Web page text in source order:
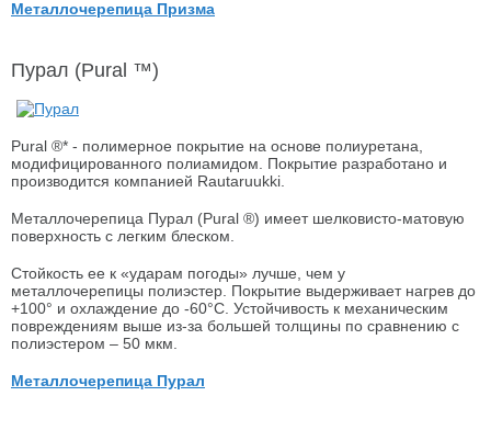
Металлочерепица Призма
Пурал (Pural ™)
Pural ®* - полимерное покрытие на основе полиуретана,
модифицированного полиамидом. Покрытие разработано и
производится компанией Rautaruukki.
Металлочерепица Пурал (Pural ®) имеет шелковисто-матовую
поверхность с легким блеском.
Стойкость ее к «ударам погоды» лучше, чем у
металлочерепицы полиэстер. Покрытие выдерживает нагрев до
+100° и охлаждение до -60°С. Устойчивость к механическим
повреждениям выше из-за большей толщины по сравнению с
полиэстером – 50 мкм.
Металлочерепица Пурал